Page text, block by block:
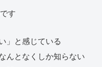
す
」と感じている
んとなくしか知らない